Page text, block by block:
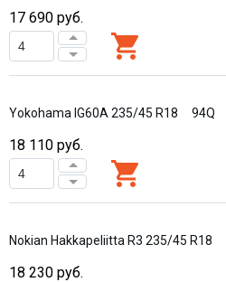
17 690 руб.
Yokohama IG60A 235/45 R18 94Q
18 110 руб.
Nokian Hakkapeliitta R3 235/45 R18
18 230 руб.